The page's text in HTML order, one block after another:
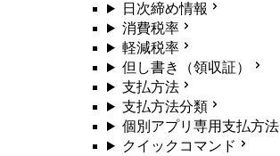
日次締め情報
消費税率
軽減税率
但し書き（領収証）
支払方法
支払方法分類
個別アプリ専用支払方法
クイックコマンド